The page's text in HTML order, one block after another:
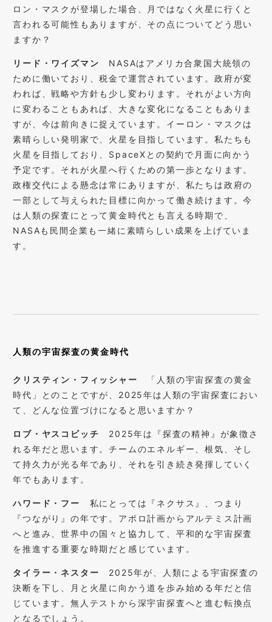
ロン・マスクが登場した場合、月ではなく火星に行くと
言われる可能性もありますが、その点についてどう思い
ますか？
リード・ワイズマン NASAはアメリカ合衆国大統領の
ために働いており、税金で運営されています。政府が変
われば、戦略や方針も少し変わります。それがよい方向
に変わることもあれば、大きな変化になることもありま
すが、今は前向きに捉えています。イーロン・マスクは
素晴らしい発明家で、火星を目指しています。私たちも
火星を目指しており、SpaceXとの契約で月面に向かう
予定です。それが火星へ行くための第一歩となります。
政権交代による懸念は常にありますが、私たちは政府の
一部として与えられた目標に向かって働き続けます。今
は人類の探査にとって黄金時代とも言える時期で、
NASAも民間企業も一緒に素晴らしい成果を上げていま
す。
人類の宇宙探査の黄金時代
クリスティン・フィッシャー 「人類の宇宙探査の黄金
時代」とのことですが、2025年は人類の宇宙探査におい
て、どんな位置づけになると思いますか？
ロブ・ヤスコビッチ 2025年は『探査の精神』が象徴さ
れる年だと思います。チームのエネルギー、根気、そし
て持久力が光る年であり、それを引き続き発揮していく
年でもあります。
ハワード・フー
私にとっては『ネクサス』、つまり
『つながり』の年です。アポロ計画からアルテミス計画
へと進み、世界中の国々と協力して、平和的な宇宙探査
を推進する重要な時期だと感じています。
タイラー・ネスター 2025年が、人類による宇宙探査の
決断を下し、月と火星に向かう道を歩み始める年だと信
じています。無人テストから深宇宙探査へと進む転換点
となるでしょう。